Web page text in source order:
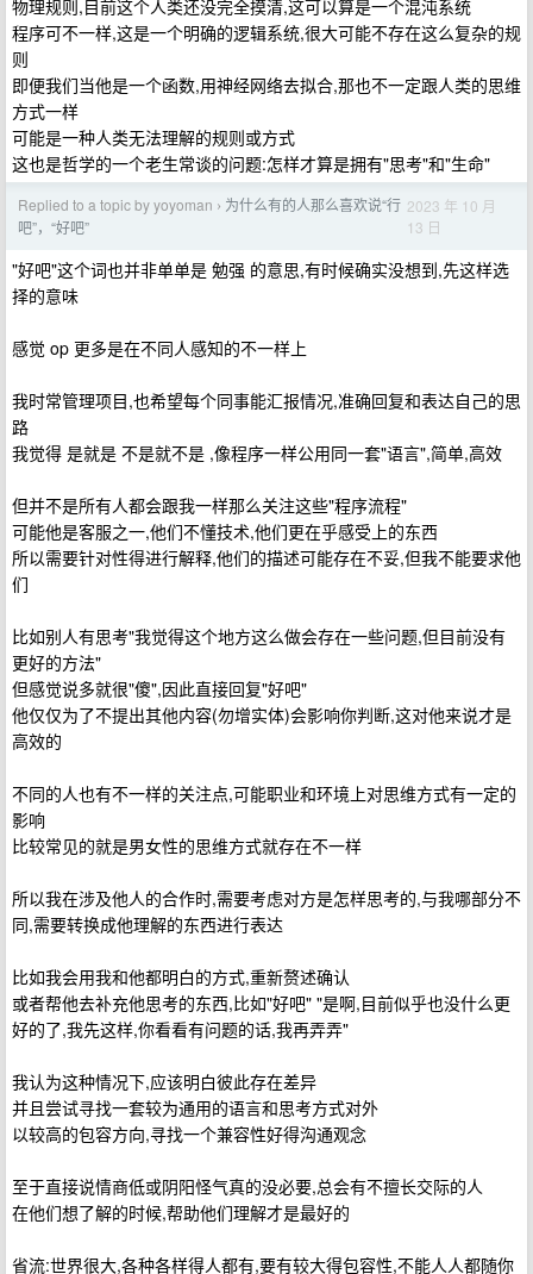
物理规则,目前这个人类还没完全摸清,这可以算是一个混沌系统
程序可不一样,这是一个明确的逻辑系统,很大可能不存在这么复杂的规
则
即便我们当他是一个函数,用神经网络去拟合,那也不一定跟人类的思维
方式一样
可能是一种人类无法理解的规则或方式
这也是哲学的一个老生常谈的问题:怎样才算是拥有"思考"和"生命"
Replied to a topic by yoyoman › 为什么有的人那么喜欢说“行
吧”，“好吧”
2023 年 10 月
13 日
"好吧"这个词也并非单单是 勉强 的意思,有时候确实没想到,先这样选
择的意味
感觉 op 更多是在不同人感知的不一样上
我时常管理项目,也希望每个同事能汇报情况,准确回复和表达自己的思
路
我觉得 是就是 不是就不是 ,像程序一样公用同一套"语言",简单,高效
但并不是所有人都会跟我一样那么关注这些"程序流程"
可能他是客服之一,他们不懂技术,他们更在乎感受上的东西
所以需要针对性得进行解释,他们的描述可能存在不妥,但我不能要求他
们
比如别人有思考"我觉得这个地方这么做会存在一些问题,但目前没有
更好的方法"
但感觉说多就很"傻",因此直接回复"好吧"
他仅仅为了不提出其他内容(勿增实体)会影响你判断,这对他来说才是
高效的
不同的人也有不一样的关注点,可能职业和环境上对思维方式有一定的
影响
比较常见的就是男女性的思维方式就存在不一样
所以我在涉及他人的合作时,需要考虑对方是怎样思考的,与我哪部分不
同,需要转换成他理解的东西进行表达
比如我会用我和他都明白的方式,重新赘述确认
或者帮他去补充他思考的东西,比如"好吧" "是啊,目前似乎也没什么更
好的了,我先这样,你看看有问题的话,我再弄弄"
我认为这种情况下,应该明白彼此存在差异
并且尝试寻找一套较为通用的语言和思考方式对外
以较高的包容方向,寻找一个兼容性好得沟通观念
至于直接说情商低或阴阳怪气真的没必要,总会有不擅长交际的人
在他们想了解的时候,帮助他们理解才是最好的
省流:世界很大,各种各样得人都有,要有较大得包容性,不能人人都随你